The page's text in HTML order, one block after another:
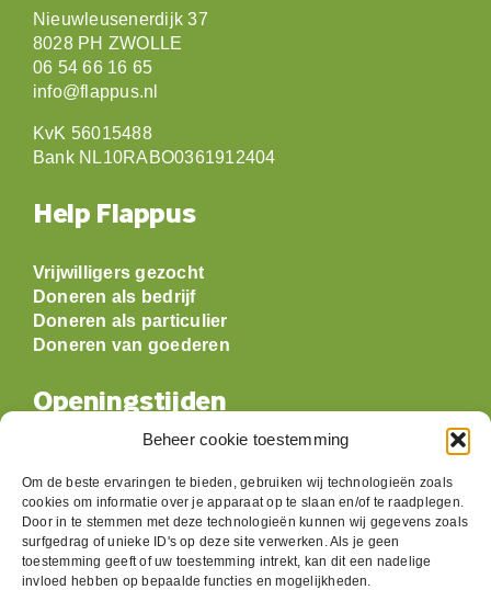
Beheer cookie toestemming
Om de beste ervaringen te bieden, gebruiken wij technologieën zoals
cookies om informatie over je apparaat op te slaan en/of te raadplegen.
Door in te stemmen met deze technologieën kunnen wij gegevens zoals
surfgedrag of unieke ID's op deze site verwerken. Als je geen
toestemming geeft of uw toestemming intrekt, kan dit een nadelige
invloed hebben op bepaalde functies en mogelijkheden.
Nieuwleusenerdijk 37
8028 PH ZWOLLE
06 54 66 16 65
info@flappus.nl
KvK 56015488
Bank NL10RABO0361912404
Help Flappus
Vrijwilligers gezocht
Doneren als bedrijf
Doneren als particulier
Doneren van goederen
Openingstijden
Dinsdag:09:30 t/m 17:00
Woensdag:09:30 t/m 17:00
Donderdag:09:30 t/m 17:00
Vrijdag:09:30 t/m 17:00
Zaterdag:09:30 t/m 17:00